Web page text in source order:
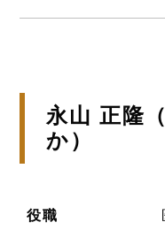
永山 正隆
か）
役職